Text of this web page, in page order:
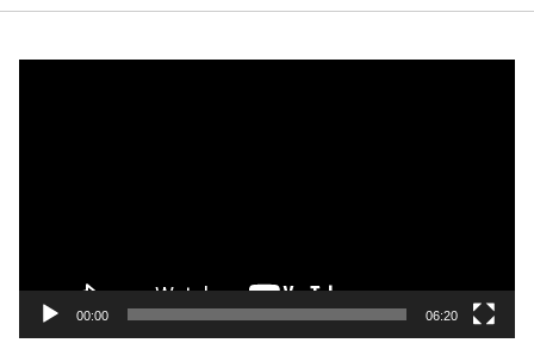
00:00 06:20